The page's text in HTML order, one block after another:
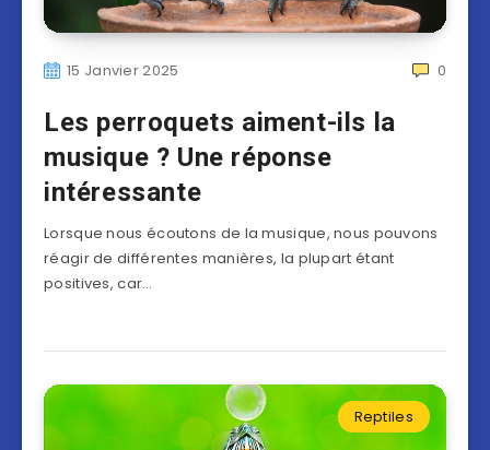
15 Janvier 2025 0
Les perroquets aiment-ils la
musique ? Une réponse
intéressante
Lorsque nous écoutons de la musique, nous pouvons
réagir de différentes manières, la plupart étant
positives, car…
Reptiles